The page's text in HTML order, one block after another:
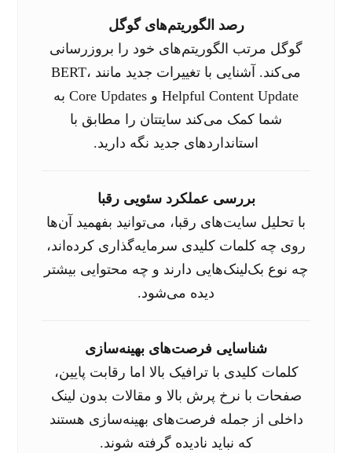
رصد الگوریتم‌های گوگل
گوگل مرتب الگوریتم‌های خود را بروزرسانی
می‌کند. آشنایی با تغییرات جدید مانند BERT،
Helpful Content Update و Core Updates به
شما کمک می‌کند سایتتان را مطابق با
استانداردهای جدید نگه دارید.
بررسی عملکرد سئویی رقبا
با تحلیل سایت‌های رقبا، می‌توانید بفهمید آن‌ها
روی چه کلمات کلیدی سرمایه‌گذاری کرده‌اند،
چه نوع بک‌لینک‌هایی دارند و چه محتوایی بیشتر
دیده می‌شود.
شناسایی فرصت‌های بهینه‌سازی
کلمات کلیدی با ترافیک بالا اما رقابت پایین،
صفحات با نرخ پرش بالا و مقالات بدون لینک
داخلی از جمله فرصت‌های بهینه‌سازی هستند
که نباید نادیده گرفته شوند.